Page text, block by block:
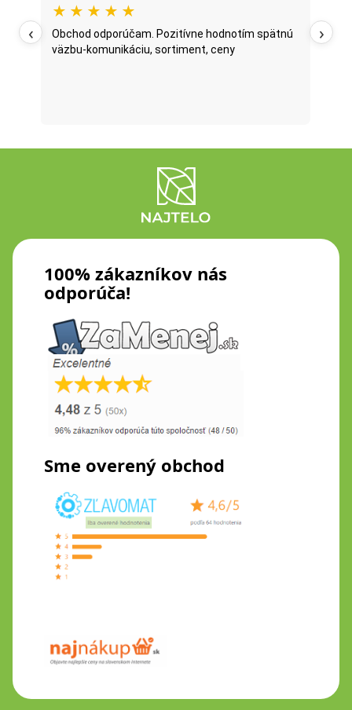
★ ★ ★ ★ ★
Obchod odporúčam. Pozitívne hodnotím spätnú
väzbu-komunikáciu, sortiment, ceny
‹ ›
100% zákazníkov nás
odporúča!
Sme overený obchod